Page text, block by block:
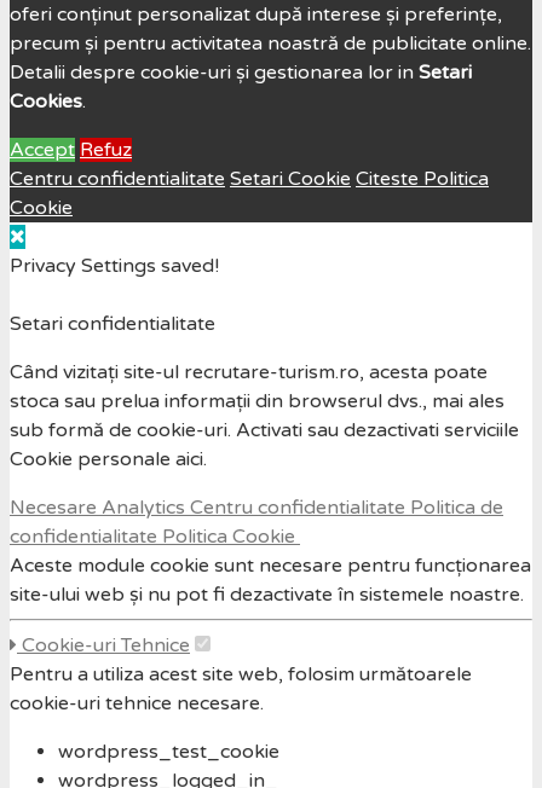
oferi conținut personalizat după interese și preferințe,
precum și pentru activitatea noastră de publicitate online.
Detalii despre cookie-uri și gestionarea lor in Setari
Cookies.
Accept Refuz
Centru confidentialitate Setari Cookie Citeste Politica
Cookie
Privacy Settings saved!
Setari confidentialitate
Când vizitați site-ul recrutare-turism.ro, acesta poate
stoca sau prelua informații din browserul dvs., mai ales
sub formă de cookie-uri. Activati sau dezactivati serviciile
Cookie personale aici.
Necesare Analytics Centru confidentialitate Politica de
confidentialitate Politica Cookie
Aceste module cookie sunt necesare pentru funcționarea
site-ului web și nu pot fi dezactivate în sistemele noastre.
Cookie-uri Tehnice
Pentru a utiliza acest site web, folosim următoarele
cookie-uri tehnice necesare.
wordpress_test_cookie
wordpress_logged_in_